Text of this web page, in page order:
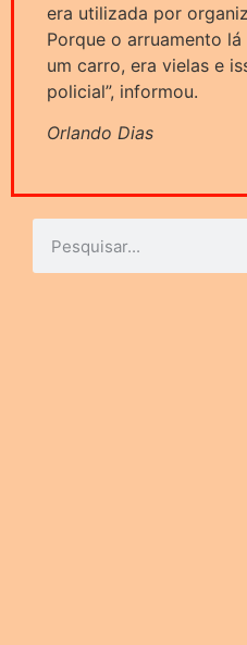
era utilizada por
Porque o arruamento
um carro, era vielas e
policial”, informou.
Orlando Dias